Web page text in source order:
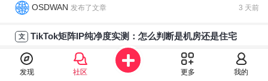
OSDWAN 发布了文章 3 天前
文 TikTok矩阵IP纯净度实测：怎么判断是机房还是住宅
IPdodo全球网络 发布了文章 3 天前
发现 社区 更多 我的